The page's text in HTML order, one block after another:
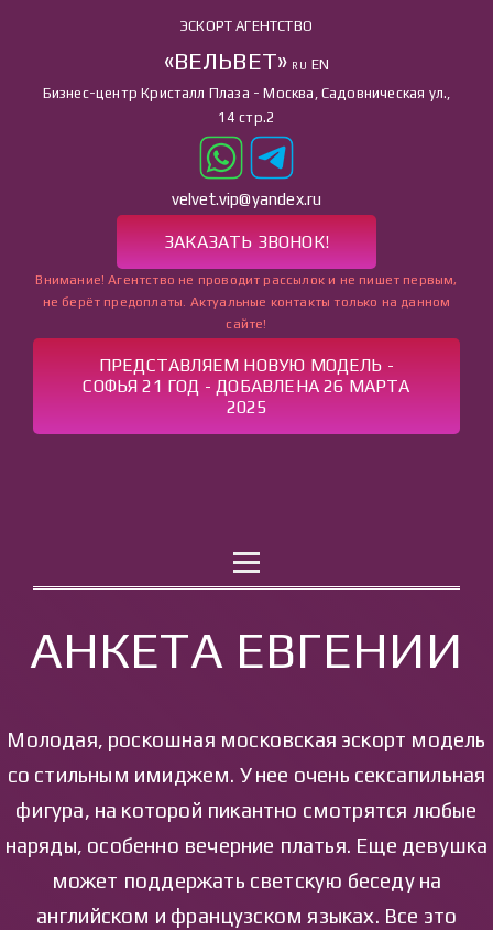
ЭСКОРТ АГЕНТСТВО
«ВЕЛЬВЕТ» RU EN
Бизнес-центр Кристалл Плаза - Москва, Садовническая ул.,
14 стр.2
velvet.vip@yandex.ru
ЗАКАЗАТЬ ЗВОНОК!
Внимание! Агентство не проводит рассылок и не пишет первым,
не берёт предоплаты. Актуальные контакты только на данном
сайте!
ПРЕДСТАВЛЯЕМ НОВУЮ МОДЕЛЬ -
СОФЬЯ 21 ГОД - ДОБАВЛЕНА 26 МАРТА
2025
АНКЕТА ЕВГЕНИИ
Молодая, роскошная московская эскорт модель
со стильным имиджем. У нее очень сексапильная
фигура, на которой пикантно смотрятся любые
наряды, особенно вечерние платья. Еще девушка
может поддержать светскую беседу на
английском и французском языках. Все это